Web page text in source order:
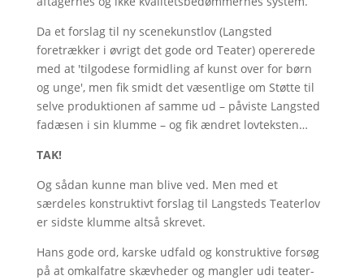
Da et forslag til ny scenekunstlov (Langsted
foretrækker i øvrigt det gode ord Teater) opererede
med at 'tilgodese formidling af kunst over for børn
og unge', men fik smidt det væsentlige om Støtte til
selve produktionen af samme ud – påviste Langsted
fadæsen i sin klumme – og fik ændret lovteksten…
TAK!
Og sådan kunne man blive ved. Men med et
særdeles konstruktivt forslag til Langsteds Teaterlov
er sidste klumme altså skrevet.
Hans gode ord, karske udfald og konstruktive forsøg
på at omkalfatre skævheder og mangler udi teater-